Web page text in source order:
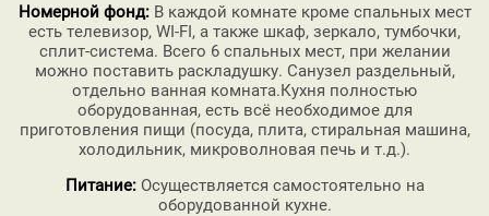
Номерной фонд:В каждой комнате кроме спальных мест
есть телевизор, WI-FI, а также шкаф, зеркало, тумбочки,
сплит-система. Всего 6 спальных мест, при желании
можно поставить раскладушку. Санузел раздельный,
отдельно ванная комната.Кухня полностью
оборудованная, есть всё необходимое для
приготовления пищи (посуда, плита, стиральная машина,
холодильник, микроволновая печь и т.д.).
Питание: Осуществляется самостоятельно на
оборудованной кухне.